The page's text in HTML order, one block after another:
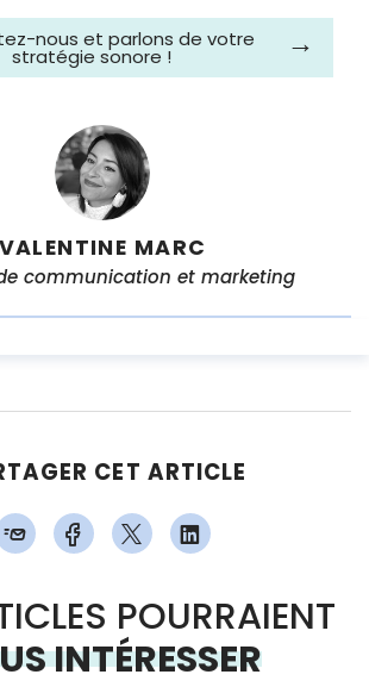
nous et parlons de votre
stratégie sonore !
VALENTINE MARC
communication et marketing
CET ARTICLE
POURRAIENT
INTÉRESSER